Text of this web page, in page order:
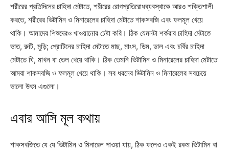
শরীরের প্রতিদিনের চাহিদা মেটাতে, শরীরের রোগপ্রতিরোধব্যবস্থাকে আরও শক্তিশালী
করতে, শরীরের ভিটামিন ও মিনারেলের চাহিদা মেটাতে শাকসবজি এবং ফলমূল খেয়ে
থাকি। আমাদের শিশুদেরও খাওয়ানোর চেষ্টা করি। ঠিক যেমনটা শর্করার চাহিদা মেটাতে
ভাত, রুটি, মুড়ি; প্রোটিনের চাহিদা মেটাতে মাছ, মাংস, ডিম, ডাল এবং চর্বির চাহিদা
মেটাতে ঘি, মাখন বা তেল খেয়ে থাকি। ঠিক তেমনি ভিটামিন ও মিনারেলের চাহিদা মেটাতে
আমরা শাকসবজি ও ফলমূল খেয়ে থাকি। সব ধরনের ভিটামিন ও মিনারেলের সবচেয়ে
ভালো উৎস এগুলো।
এবার আসি মূল কথায়
শাকসবজিতে যে যে ভিটামিন ও মিনারেল পাওয়া যায়, ঠিক ফলেও একই রকম ভিটামিন বা